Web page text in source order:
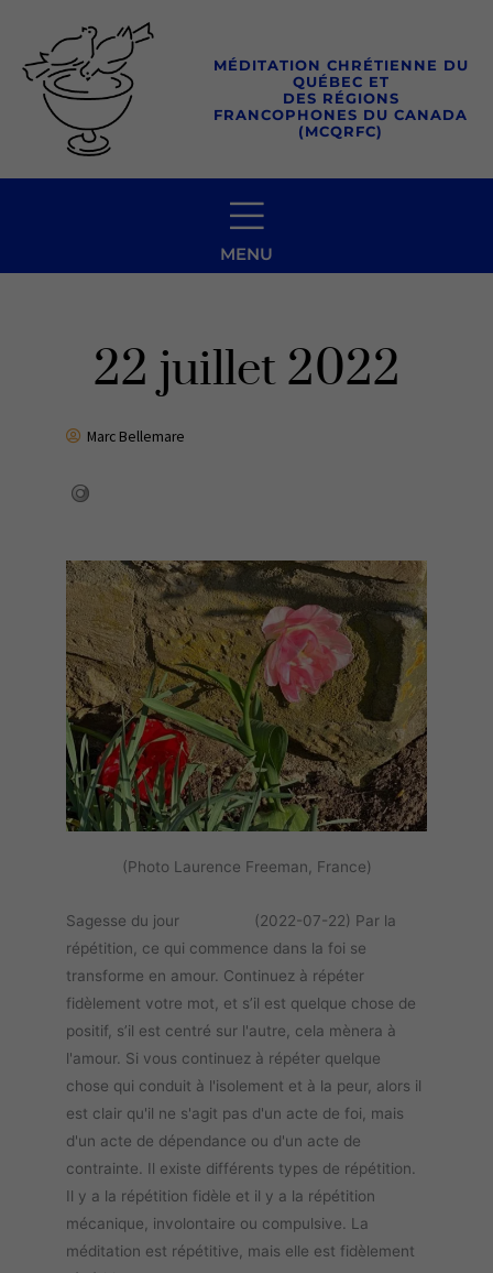
contenu
MÉDITATION CHRÉTIENNE DU
QUÉBEC ET
DES RÉGIONS
FRANCOPHONES DU CANADA
(MCQRFC)
MENU
22 juillet 2022
Marc Bellemare
(Photo Laurence Freeman, France)
Sagesse du jour (2022-07-22) Par la
répétition, ce qui commence dans la foi se
transforme en amour. Continuez à répéter
fidèlement votre mot, et s’il est quelque chose de
positif, s’il est centré sur l'autre, cela mènera à
l'amour. Si vous continuez à répéter quelque
chose qui conduit à l'isolement et à la peur, alors il
est clair qu'il ne s'agit pas d'un acte de foi, mais
d'un acte de dépendance ou d'un acte de
contrainte. Il existe différents types de répétition.
Il y a la répétition fidèle et il y a la répétition
mécanique, involontaire ou compulsive. La
méditation est répétitive, mais elle est fidèlement